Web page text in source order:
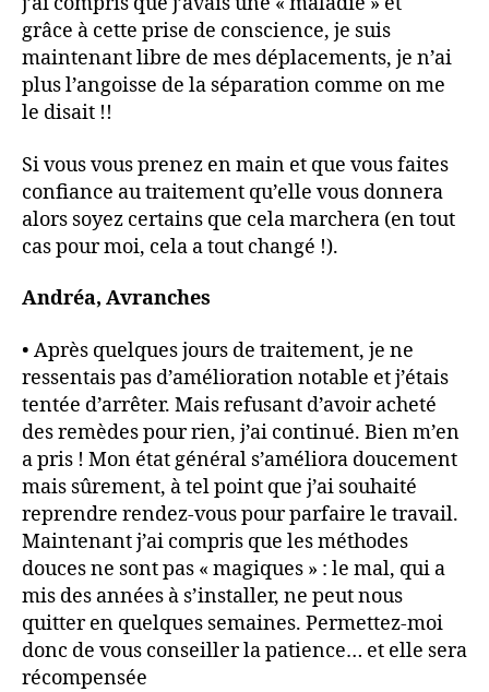
grâce à cette prise de conscience, je suis
maintenant libre de mes déplacements, je n’ai
plus l’angoisse de la séparation comme on me
le disait !!
Si vous vous prenez en main et que vous faites
confiance au traitement qu’elle vous donnera
alors soyez certains que cela marchera (en tout
cas pour moi, cela a tout changé !).
Andréa, Avranches
• Après quelques jours de traitement, je ne
ressentais pas d’amélioration notable et j’étais
tentée d’arrêter. Mais refusant d’avoir acheté
des remèdes pour rien, j’ai continué. Bien m’en
a pris ! Mon état général s’améliora doucement
mais sûrement, à tel point que j’ai souhaité
reprendre rendez-vous pour parfaire le travail.
Maintenant j’ai compris que les méthodes
douces ne sont pas « magiques » : le mal, qui a
mis des années à s’installer, ne peut nous
quitter en quelques semaines. Permettez-moi
donc de vous conseiller la patience… et elle sera
récompensée